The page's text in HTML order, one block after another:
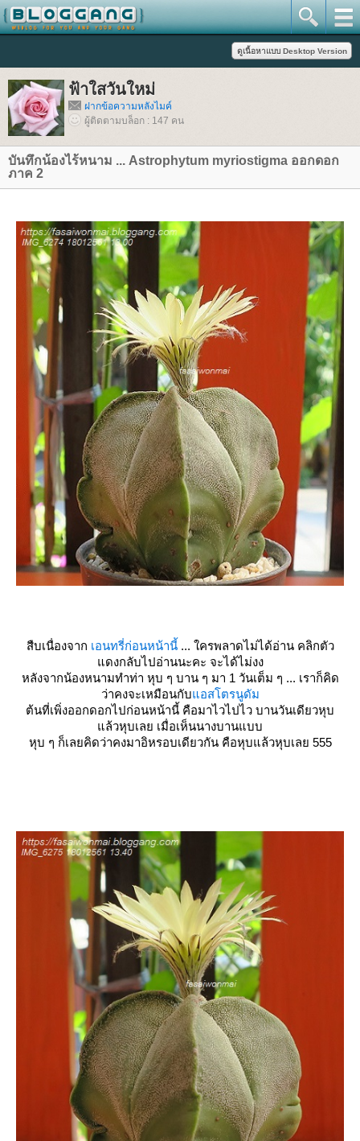
ฟ้าใสวันใหม่
ฝากข้อความหลังไมค์
ผู้ติดตามบล็อก : 147 คน
บันทึกน้องไร้หนาม ... Astrophytum myriostigma ออกดอก
ภาค 2
สืบเนื่องจาก เอนทรี่ก่อนหน้านี้ ... ใครพลาดไม่ได้อ่าน คลิกตัว
ดงกลับไปอ่านนะคะ จะได้ไม่งง
หลังจากน้องหนามทำท่า หุบ ๆ บาน ๆ มา 1 วันเต็ม ๆ ... เราก็คิด
ว่าคงจะเหมือนกับอสโตรนูดัม
ต้นที่เพิ่งออกดอกไปก่อนหน้านี้ คือมาไวไปไว บานวันเดียวหุบ
ล้วหุบเลย เมื่อเห็นนางบานแบบ
หุบ ๆ ก็เลยคิดว่าคงมาอิหรอบเดียวกัน คือหุบแล้วหุบเลย 555